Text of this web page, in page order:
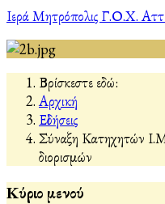
Ιερά Μητρόπολις Γ.Ο.Χ.
Βρίσκεστε εδώ:
Αρχική
Εἰδήσεις
Σύναξη Κατηχητών
διορισμών
Κύριο μενού